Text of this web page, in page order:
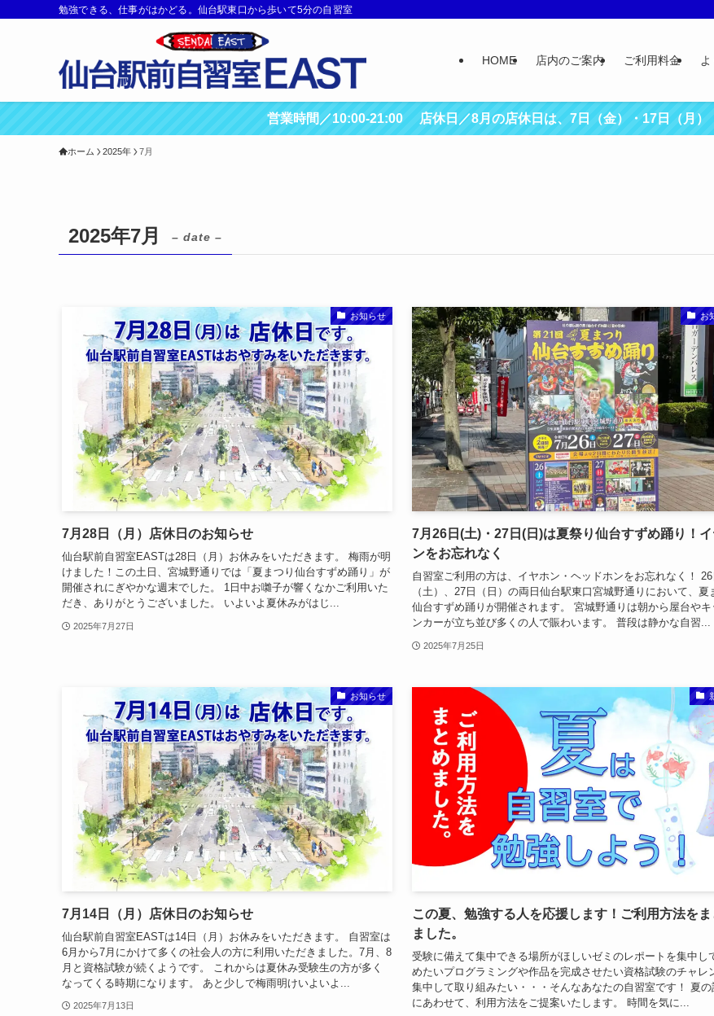
勉強できる、仕事がはかどる。仙台駅東口から歩いて5分の自習室
HOME 店内のご案内 ご利用料金
営業時間／10:00-21:00 店休日／8月の店休日は、7日（金）・17日（月）
ホーム 2025年 7月
2025年7月 – date –
お知らせ
7月28日（月）店休日のお知らせ
仙台駅前自習室EASTは28日（月）お休みをいただきます。 梅雨が明
けました！この土日、宮城野通りでは「夏まつり仙台すずめ踊り」が
開催されにぎやかな週末でした。 1日中お囃子が響くなかご利用いた
だき、ありがとうございました。 いよいよ夏休みがはじ...
2025年7月27日
お
7月26日(土)・27日(日)は夏祭り仙台すずめ踊り！
ンをお忘れなく
自習室ご利用の方は、イヤホン・ヘッドホンをお忘れなく！ 26
（土）、27日（日）の両日仙台駅東口宮城野通りにおいて、夏
仙台すずめ踊りが開催されます。 宮城野通りは朝から屋台やキ
ンカーが立ち並び多くの人で賑わいます。 普段は静かな自習...
2025年7月25日
お知らせ
7月14日（月）店休日のお知らせ
仙台駅前自習室EASTは14日（月）お休みをいただきます。 自習室は
6月から7月にかけて多くの社会人の方に利用いただきました。7月、8
月と資格試験が続くようです。 これからは夏休み受験生の方が多く
なってくる時期になります。 あと少しで梅雨明けいよいよ...
2025年7月13日
この夏、勉強する人を応援します！ご利用方法を
ました。
受験に備えて集中できる場所がほしいゼミのレポートを集中し
めたいプログラミングや作品を完成させたい資格試験のチャレ
集中して取り組みたい・・・そんなあなたの自習室です！ 夏の
にあわせて、利用方法をご提案いたします。 時間を気に...